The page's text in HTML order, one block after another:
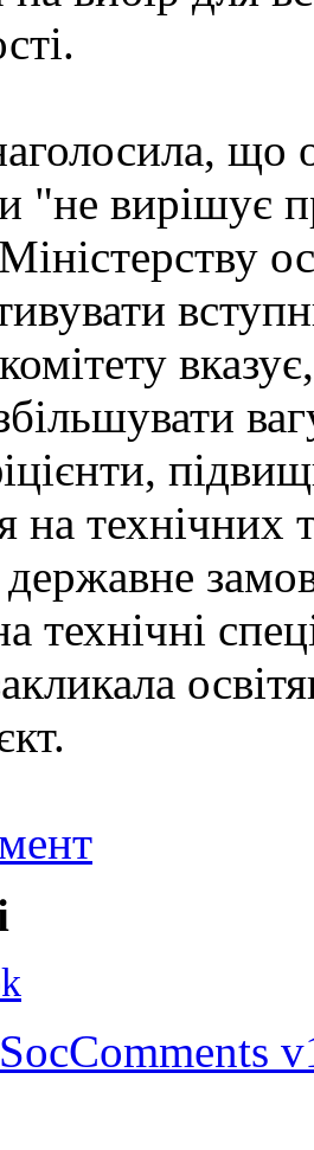
що
"не вирішує
на технічних
технічні